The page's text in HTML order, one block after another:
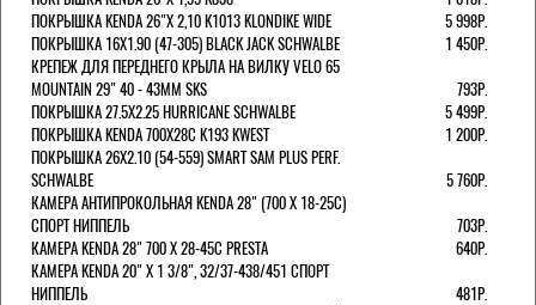
ПОКРЫШКА KENDA 26"Х 2,10 K1013 KLONDIKE WIDE
5 998Р.
ПОКРЫШКА 16X1.90 (47-305) BLACK JACK SCHWALBE
1 450Р.
КРЕПЕЖ ДЛЯ ПЕРЕДНЕГО КРЫЛА НА ВИЛКУ VELO 65
MOUNTAIN 29" 40 - 43ММ SKS
793Р.
ПОКРЫШКА 27.5X2.25 HURRICANE SCHWALBE
5 499Р.
ПОКРЫШКА KENDA 700Х28С K193 KWEST
1 200Р.
ПОКРЫШКА 26X2.10 (54-559) SMART SAM PLUS PERF.
SCHWALBE
5 760Р.
КАМЕРА АНТИПРОКОЛЬНАЯ KENDA 28" (700 Х 18-25C)
СПОРТ НИППЕЛЬ
703Р.
КАМЕРА KENDA 28" 700 Х 28-45С PRESTA
640Р.
КАМЕРА KENDA 20" Х 1 3/8", 32/37-438/451 СПОРТ
НИППЕЛЬ
481Р.